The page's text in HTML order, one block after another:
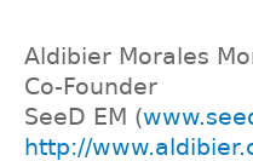
Aldibier Morales
Co-Founder
SeeD EM (
http://